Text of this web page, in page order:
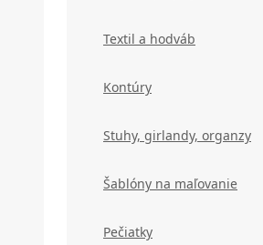
Textil a hodváb
Kontúry
Stuhy, girlandy, organzy
Šablóny na maľovanie
Pečiatky